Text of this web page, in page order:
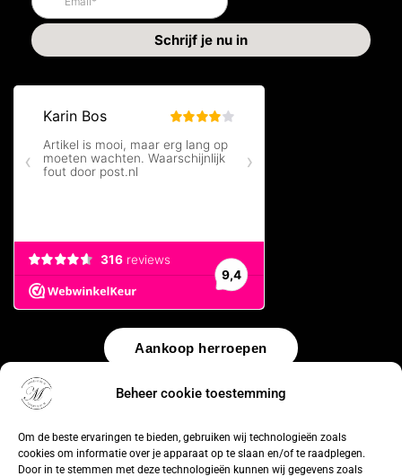
Beheer cookie toestemming
Om de beste ervaringen te bieden, gebruiken wij technologieën zoals
cookies om informatie over je apparaat op te slaan en/of te raadplegen.
Door in te stemmen met deze technologieën kunnen wij gegevens zoals
Aankoop herroepen
© 2026 by WebUnlimited–Algemene voorwaarden